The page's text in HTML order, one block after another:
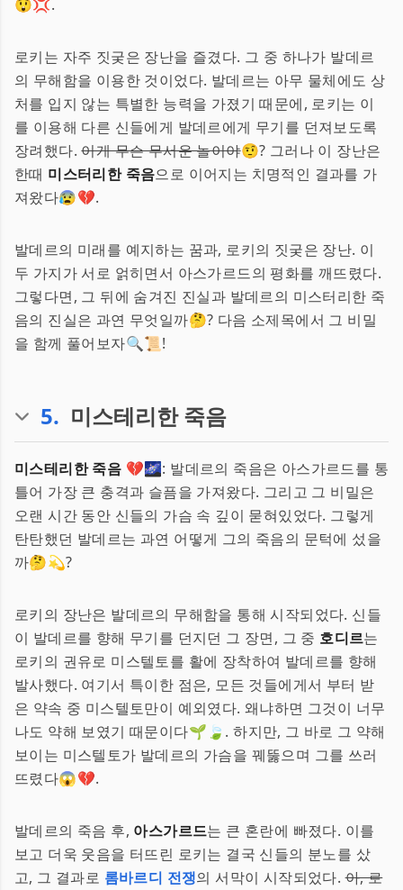
😲💢.
로키는 자주 짓궂은 장난을 즐겼다. 그 중 하나가 발데르
의 무해함을 이용한 것이었다. 발데르는 아무 물체에도 상
처를 입지 않는 특별한 능력을 가졌기 때문에, 로키는 이
를 이용해 다른 신들에게 발데르에게 무기를 던져보도록
장려했다.이게 무슨 무서운 놀이야🤨? 그러나 이 장난은
한때 미스터리한 죽음으로 이어지는 치명적인 결과를 가
져왔다😰💔.
발데르의 미래를 예지하는 꿈과, 로키의 짓궂은 장난. 이
두 가지가 서로 얽히면서 아스가르드의 평화를 깨뜨렸다.
그렇다면, 그 뒤에 숨겨진 진실과 발데르의 미스터리한 죽
음의 진실은 과연 무엇일까🤔? 다음 소제목에서 그 비밀
을 함께 풀어보자🔍📜!
5. 미스테리한 죽음
미스테리한 죽음 💔🌌: 발데르의 죽음은 아스가르드를 통
틀어 가장 큰 충격과 슬픔을 가져왔다. 그리고 그 비밀은
오랜 시간 동안 신들의 가슴 속 깊이 묻혀있었다. 그렇게
탄탄했던 발데르는 과연 어떻게 그의 죽음의 문턱에 섰을
까🤔💫?
로키의 장난은 발데르의 무해함을 통해 시작되었다. 신들
이 발데르를 향해 무기를 던지던 그 장면, 그 중 호디르는
로키의 권유로 미스텔토를 활에 장착하여 발데르를 향해
발사했다. 여기서 특이한 점은, 모든 것들에게서 부터 받
은 약속 중 미스텔토만이 예외였다. 왜냐하면 그것이 너무
나도 약해 보였기 때문이다🌱🍃. 하지만, 그 바로 그 약해
보이는 미스텔토가 발데르의 가슴을 꿰뚫으며 그를 쓰러
뜨렸다😱💔.
발데르의 죽음 후, 아스가르드는 큰 혼란에 빠졌다. 이를
보고 더욱 웃음을 터뜨린 로키는 결국 신들의 분노를 샀
고, 그 결과로 롬바르디 전쟁의 서막이 시작되었다.아, 로